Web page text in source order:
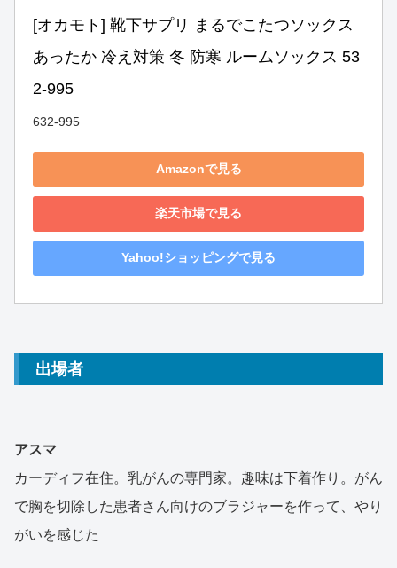
[オカモト] 靴下サプリ まるでこたつソックス
あったか 冷え対策 冬 防寒 ルームソックス 53
2-995
632-995
Amazonで見る
楽天市場で見る
Yahoo!ショッピングで見る
出場者
アスマ
カーディフ在住。乳がんの専門家。趣味は下着作り。がん
で胸を切除した患者さん向けのブラジャーを作って、やり
がいを感じた